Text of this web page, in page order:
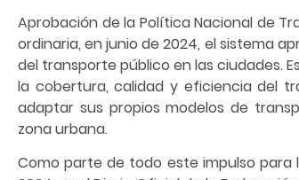
Aprobación de la Política Nacional de
ordinaria, en junio de 2024, el sistema
del transporte público en las ciudades.
la cobertura, calidad y eficiencia del
adaptar sus propios modelos de
zona urbana.
Como parte de todo este impulso para